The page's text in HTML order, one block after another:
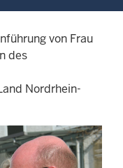
von Frau
des
Nordrhein-